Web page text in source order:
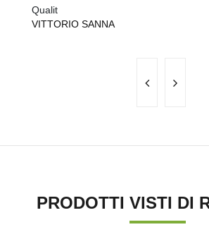
Qualit
VITTORIO SANNA
PRODOTTI VISTI DI